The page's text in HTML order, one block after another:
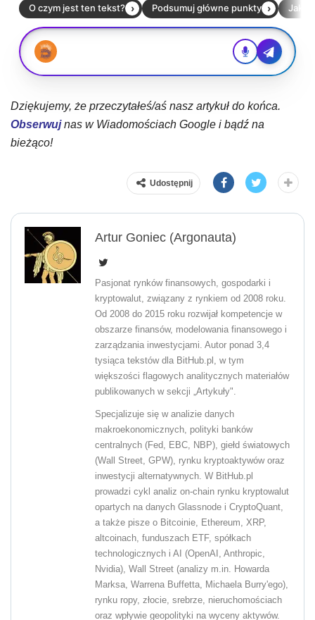
Dziękujemy, że przeczytałeś/aś nasz artykuł do końca.
Obserwujnas w Wiadomościach Google i bądź na
bieżąco!
Udostępnij
Artur Goniec (Argonauta)
Pasjonat rynków finansowych, gospodarki i
kryptowalut, związany z rynkiem od 2008 roku.
Od 2008 do 2015 roku rozwijał kompetencje w
obszarze finansów, modelowania finansowego i
zarządzania inwestycjami. Autor ponad 3,4
tysiąca tekstów dla BitHub.pl, w tym
większości flagowych analitycznych materiałów
publikowanych w sekcji „Artykuły".
Specjalizuje się w analizie danych
makroekonomicznych, polityki banków
centralnych (Fed, EBC, NBP), giełd światowych
(Wall Street, GPW), rynku kryptoaktywów oraz
inwestycji alternatywnych. W BitHub.pl
prowadzi cykl analiz on-chain rynku kryptowalut
opartych na danych Glassnode i CryptoQuant,
a także pisze o Bitcoinie, Ethereum, XRP,
altcoinach, funduszach ETF, spółkach
technologicznych i AI (OpenAI, Anthropic,
Nvidia), Wall Street (analizy m.in. Howarda
Marksa, Warrena Buffetta, Michaela Burry'ego),
rynku ropy, złocie, srebrze, nieruchomościach
oraz wpływie geopolityki na wyceny aktywów.